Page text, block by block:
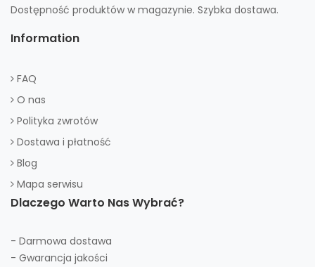
Dostępność produktów w magazynie. Szybka dostawa.
Information
FAQ
O nas
Polityka zwrotów
Dostawa i płatność
Blog
Mapa serwisu
Dlaczego Warto Nas Wybrać?
- Darmowa dostawa
- Gwarancja jakości